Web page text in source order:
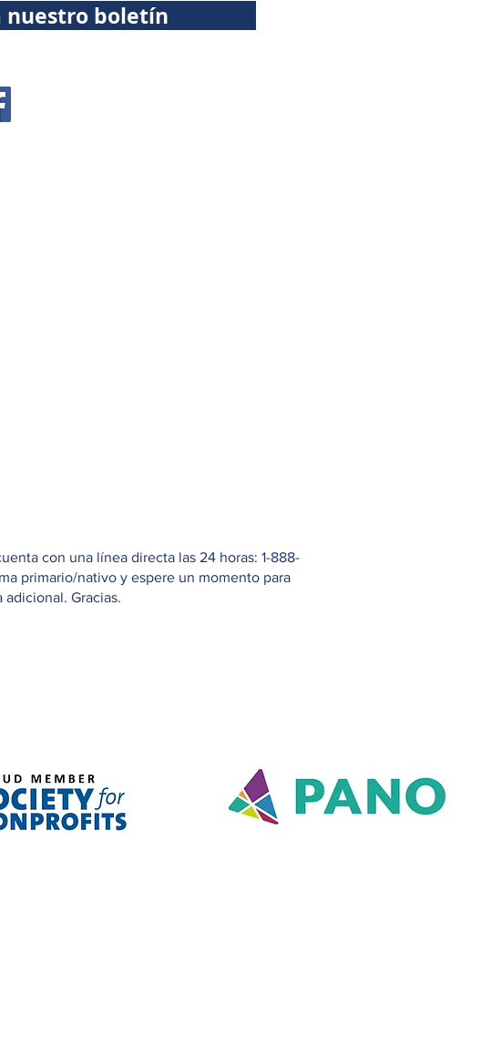
nuestro boletín
con una línea directa las 24 horas: 1-888-
primario/nativo y espere un momento para
Gracias.